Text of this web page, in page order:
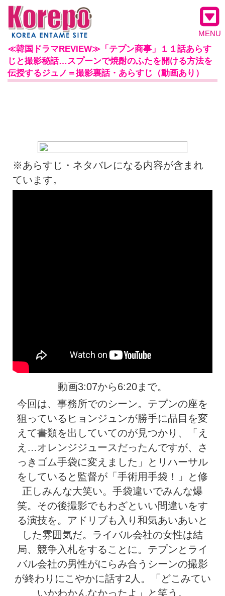
MENU
≪韓国ドラマREVIEW≫「テプン商事」１１話あらす
じと撮影秘話…スプーンで焼酎のふたを開ける方法を
伝授するジュノ＝撮影裏話・あらすじ（動画あり）
※あらすじ・ネタバレになる内容が含まれ
ています。
動画3:07から6:20まで。
今回は、事務所でのシーン。テプンの座を
狙っているヒョンジュンが勝手に品目を変
えて書類を出していてのが見つかり、「え
え…オレンジジュースだったんですが、さ
っきゴム手袋に変えました」とリハーサル
をしていると監督が「手術用手袋！」と修
正しみんな大笑い。手袋違いでみんな爆
笑。その後撮影でもわざといい間違いをす
る演技を。アドリブも入り和気あいあいと
した雰囲気だ。ライバル会社の女性は結
局、競争入札をすることに。テプンとライ
バル会社の男性がにらみ合うシーンの撮影
が終わりにこやかに話す2人。「どこみてい
いかわかんなかったよ」と笑う。